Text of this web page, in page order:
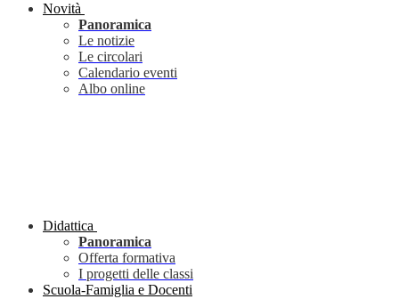
Novità
Panoramica
Le notizie
Le circolari
Calendario eventi
Albo online
Didattica
Panoramica
Offerta formativa
I progetti delle classi
Scuola-Famiglia e Docenti